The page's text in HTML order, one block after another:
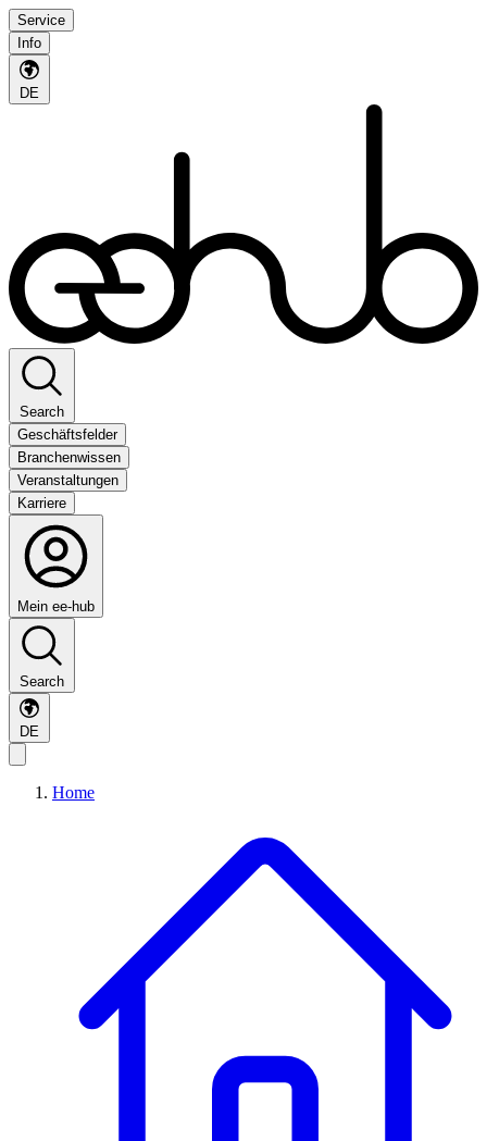
Service
Info
DE
Search
Geschäftsfelder
Branchenwissen
Veranstaltungen
Karriere
Mein ee-hub
Search
DE
Home